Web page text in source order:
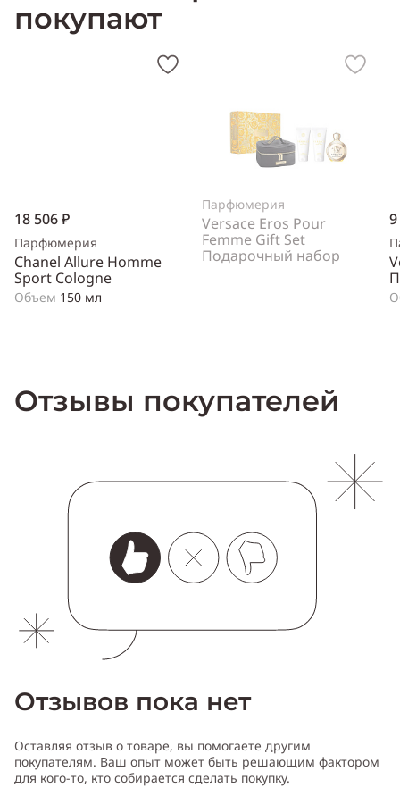
покупают
18 506 ₽
Парфюмерия
Chanel Allure Homme
Sport Cologne
Объем 150 мл
Парфюмерия
Versace Eros Pour
Femme Gift Set
Подарочный набор
Отзывы покупателей
Отзывов пока нет
Оставляя отзыв о товаре, вы помогаете другим
покупателям. Ваш опыт может быть решающим фактором
для кого-то, кто собирается сделать покупку.